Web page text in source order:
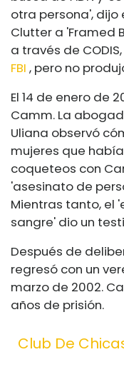
otra persona', dijo
Clutter a 'Framed
a través de
FBI , pero no
El 14 de enero de
Camm. La
Uliana observó
mujeres que
coqueteos con
'asesinato de
Mientras tanto, el
sangre' dio un
Después de
regresó con un
marzo de 2002.
años de prisión.
Club De